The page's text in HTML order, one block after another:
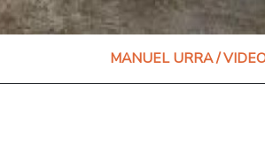
MANUEL URRA /